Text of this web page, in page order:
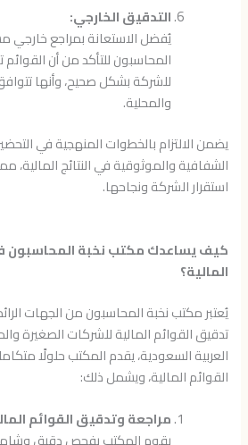
التدقيق الخارجي:
يُفضل الاستعانة بمراجع
المحاسبون للتأكد من أن
للشركة بشكل صحيح، وأنها
والمحلية.
يضمن الالتزام بالخطوات المنهجية في
الشفافية والموثوقية في النتائج المالية،
استقرار الشركة ونجاحها.
كيف يساعدك مكتب نخبة المحاسبون
المالية؟
يُعتبر مكتب نخبة المحاسبون من الجهات
تدقيق القوائم المالية للشركات الصغيرة
العربية السعودية، يقدم المكتب حلولًا
القوائم المالية، ويشمل ذلك:
مراجعة وتدقيق القوائم